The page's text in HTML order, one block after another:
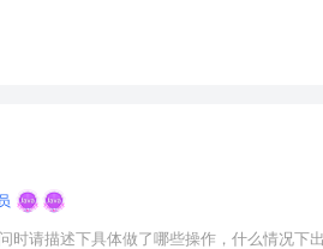
时请描述下具体做了哪些操作，什么情况下